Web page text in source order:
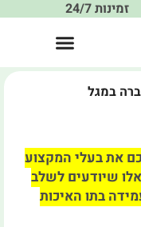
זמינות 24/7
במגל
את בעלי המקצוע
שיודעים לשלב
בתו האיכות